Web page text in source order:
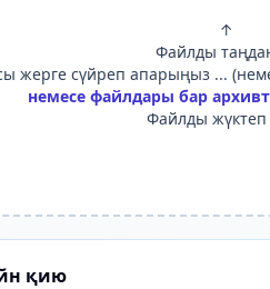
↑
Файлды
жерге сүйреп апарыңыз ...
немесе файлдары бар
Файлды жүктеп
қию